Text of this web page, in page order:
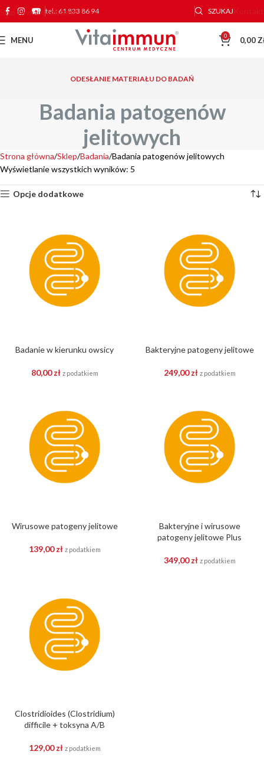
Skip to main content
tel.: 61 833 86 94 SZUKAJ Kontakt
MENU 0 0,00
ODESŁANIE MATERIAŁU DO BADAŃ
Badania patogenów
jelitowych
Strona główna Sklep Badania Badania patogenów jelitowych
Wyświetlanie wszystkich wyników: 5
Opcje dodatkowe
Badanie w kierunku owsicy
80,00zł z podatkiem
Bakteryjne patogeny jelitowe
249,00zł z podatkiem
Wirusowe patogeny jelitowe
139,00zł z podatkiem
Bakteryjne i wirusowe
patogeny jelitowe Plus
349,00zł z podatkiem
Clostridioides (Clostridium)
difficile + toksyna A/B
129,00zł z podatkiem